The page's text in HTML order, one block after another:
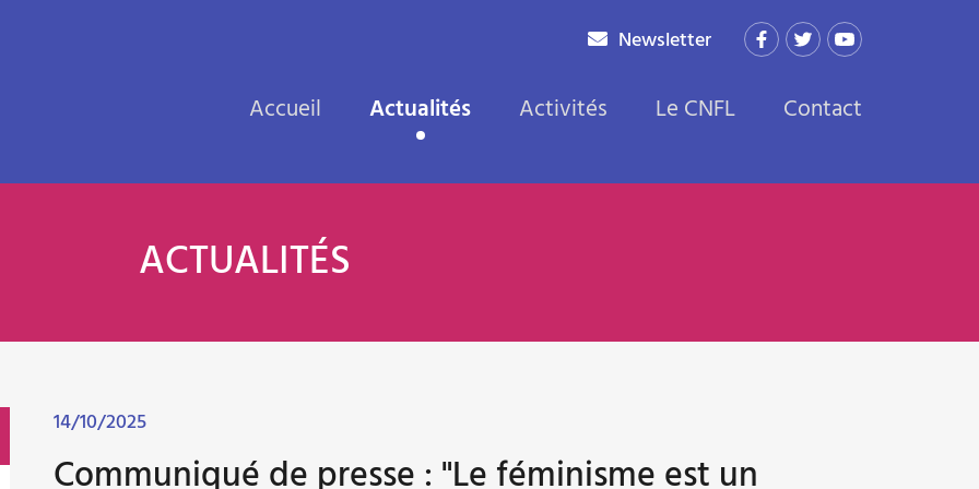
Newsletter
Accueil Actualités Activités Le CNFL Contact
ACTUALITÉS
14/10/2025
Communiqué de presse : "Le féminisme est un